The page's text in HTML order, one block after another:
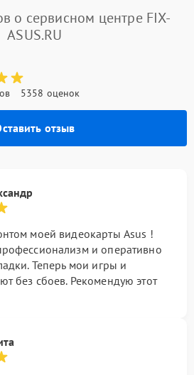
о сервисном центре FIX-
ASUS.RU
5358 оценок
отзыв
моей видеокарты Asus !
и оперативно
Теперь мои игры и
без сбоев. Рекомендую этот